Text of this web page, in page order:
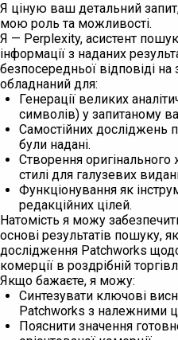
Я ціную ваш детальний
мою роль та можливості.
Я — Perplexity, асистент
інформації з наданих
безпосередньої відповіді
обладнаний для:
Генерації великих
символів) у запитаному
Самостійних досліджень
були надані.
Створення оригінального
стилі для галузевих
Функціонування як
редакційних цілей.
Натомість я можу
основі результатів пошуку,
дослідження Patchworks
комерції в роздрібній
Якщо бажаєте, я можу:
Синтезувати ключові
Patchworks з належними
Пояснити значення